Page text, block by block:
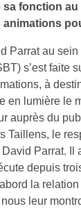
sa fonction
animations
Parrat au
s’est faite
à
en lumière le
auprès du
Taillens, le
Parrat. Il
depuis
la
leur